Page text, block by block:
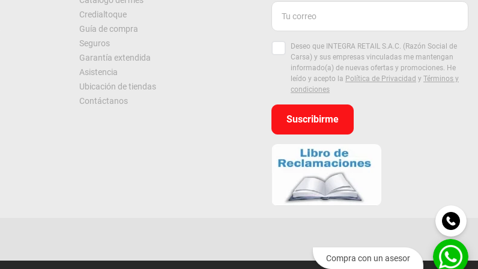
Credialtoque
Guía de compra
Seguros
Garantía extendida
Asistencia
Ubicación de tiendas
Contáctanos
Deseo que INTEGRA RETAIL S.A.C. (Razón Social de
Carsa) y sus empresas vinculadas me mantengan
informado(a) de nuevas ofertas y promociones. He
leído y acepto la Política de Privacidad y Términos y
condiciones
Suscribirme
Compra con un asesor